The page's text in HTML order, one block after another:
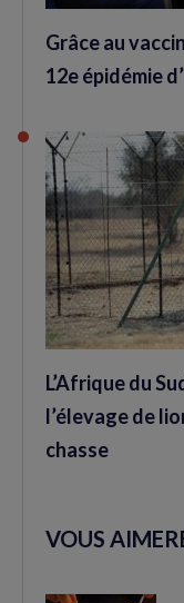
Grâce au
12e épidémie
L’Afrique du
l’élevage de
chasse
VOUS